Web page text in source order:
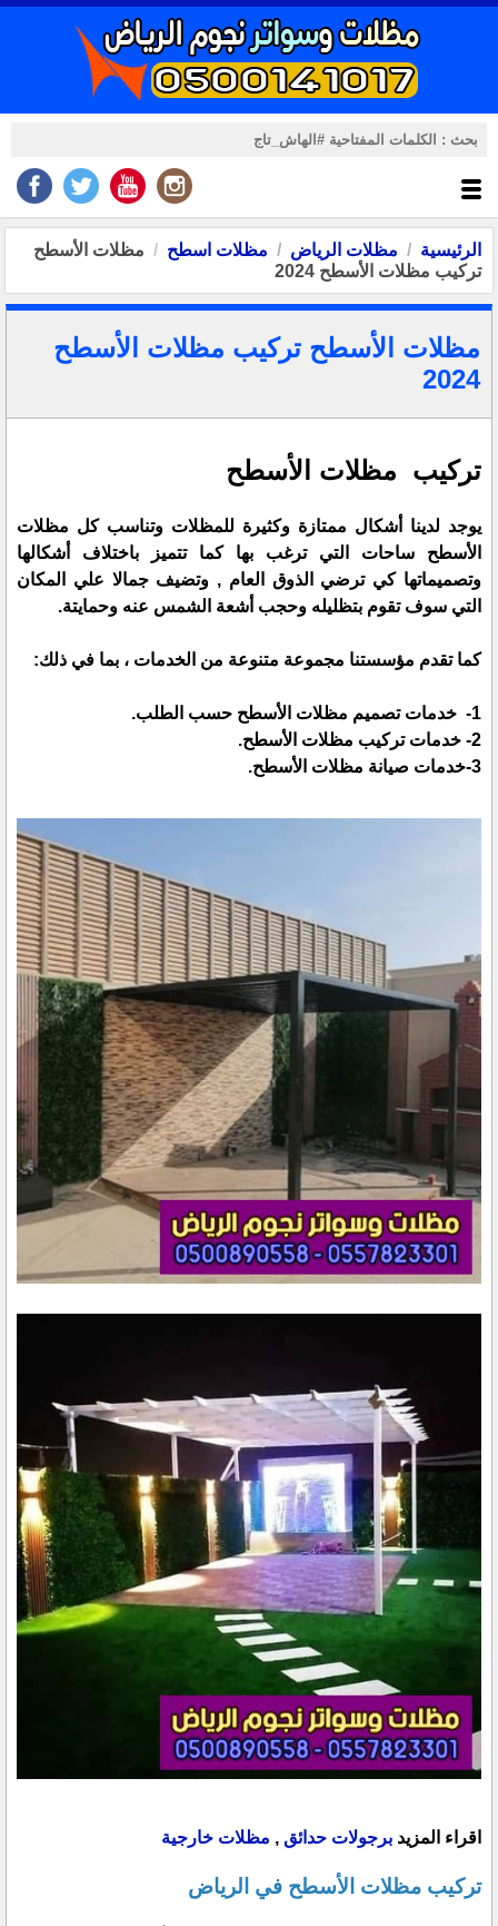
الرئيسية مظلات الرياض مظلات اسطح
مظلات الأسطح
تركيب مظلات الأسطح 2024
مظلات الأسطح تركيب مظلات الأسطح
2024
تركيب مظلات الأسطح
يوجد لدينا أشكال ممتازة وكثيرة للمظلات وتناسب كل مظلات
الأسطح ساحات التي ترغب بها كما تتميز باختلاف أشكالها
وتصميماتها كي ترضي الذوق العام , وتضيف جمالا علي المكان
التي سوف تقوم بتظليله وحجب أشعة الشمس عنه وحمايتة.
كما تقدم مؤسستنا مجموعة متنوعة من الخدمات ، بما في ذلك:
1- خدمات تصميم مظلات الأسطح حسب الطلب.
2- خدمات تركيب مظلات الأسطح.
3-خدمات صيانة مظلات الأسطح.
اقراء المزيد برجولات حدائق , مظلات خارجية
تركيب مظلات الأسطح في الرياض